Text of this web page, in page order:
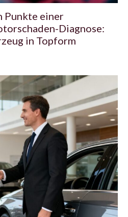
Punkte einer
Diagnose:
in Topform